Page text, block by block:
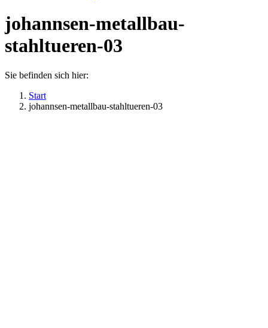
johannsen-metallbau-
stahltueren-03
Sie befinden sich hier:
Start
johannsen-metallbau-stahltueren-03